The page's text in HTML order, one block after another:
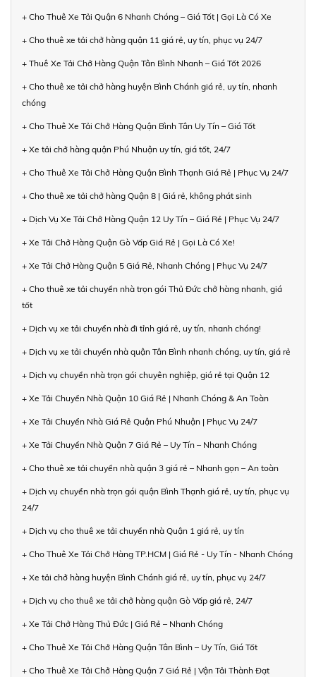
+ Cho Thuê Xe Tải Quận 6 Nhanh Chóng – Giá Tốt | Gọi Là Có Xe
+ Cho thuê xe tải chở hàng quận 11 giá rẻ, uy tín, phục vụ 24/7
+ Thuê Xe Tải Chở Hàng Quận Tân Bình Nhanh – Giá Tốt 2026
+ Cho thuê xe tải chở hàng huyện Bình Chánh giá rẻ, uy tín, nhanh
chóng
+ Cho Thuê Xe Tải Chở Hàng Quận Bình Tân Uy Tín – Giá Tốt
+ Xe tải chở hàng quận Phú Nhuận uy tín, giá tốt, 24/7
+ Cho Thuê Xe Tải Chở Hàng Quận Bình Thạnh Giá Rẻ | Phục Vụ 24/7
+ Cho thuê xe tải chở hàng Quận 8 | Giá rẻ, không phát sinh
+ Dịch Vụ Xe Tải Chở Hàng Quận 12 Uy Tín – Giá Rẻ | Phục Vụ 24/7
+ Xe Tải Chở Hàng Quận Gò Vấp Giá Rẻ | Gọi Là Có Xe!
+ Xe Tải Chở Hàng Quận 5 Giá Rẻ, Nhanh Chóng | Phục Vụ 24/7
+ Cho thuê xe tải chuyển nhà trọn gói Thủ Đức chở hàng nhanh, giá
tốt
+ Dịch vụ xe tải chuyển nhà đi tỉnh giá rẻ, uy tín, nhanh chóng!
+ Dịch vụ xe tải chuyển nhà quận Tân Bình nhanh chóng, uy tín, giá rẻ
+ Dịch vụ chuyển nhà trọn gói chuyên nghiệp, giá rẻ tại Quận 12
+ Xe Tải Chuyển Nhà Quận 10 Giá Rẻ | Nhanh Chóng & An Toàn
+ Xe Tải Chuyển Nhà Giá Rẻ Quận Phú Nhuận | Phục Vụ 24/7
+ Xe Tải Chuyển Nhà Quận 7 Giá Rẻ – Uy Tín – Nhanh Chóng
+ Cho thuê xe tải chuyển nhà quận 3 giá rẻ – Nhanh gọn – An toàn
+ Dịch vụ chuyển nhà trọn gói quận Bình Thạnh giá rẻ, uy tín, phục vụ
24/7
+ Dịch vụ cho thuê xe tải chuyển nhà Quận 1 giá rẻ, uy tín
+ Cho Thuê Xe Tải Chở Hàng TP.HCM | Giá Rẻ - Uy Tín - Nhanh Chóng
+ Xe tải chở hàng huyện Bình Chánh giá rẻ, uy tín, phục vụ 24/7
+ Dịch vụ cho thuê xe tải chở hàng quận Gò Vấp giá rẻ, 24/7
+ Xe Tải Chở Hàng Thủ Đức | Giá Rẻ – Nhanh Chóng
+ Cho Thuê Xe Tải Chở Hàng Quận Tân Bình – Uy Tín, Giá Tốt
+ Cho Thuê Xe Tải Chở Hàng Quận 7 Giá Rẻ | Vận Tải Thành Đạt